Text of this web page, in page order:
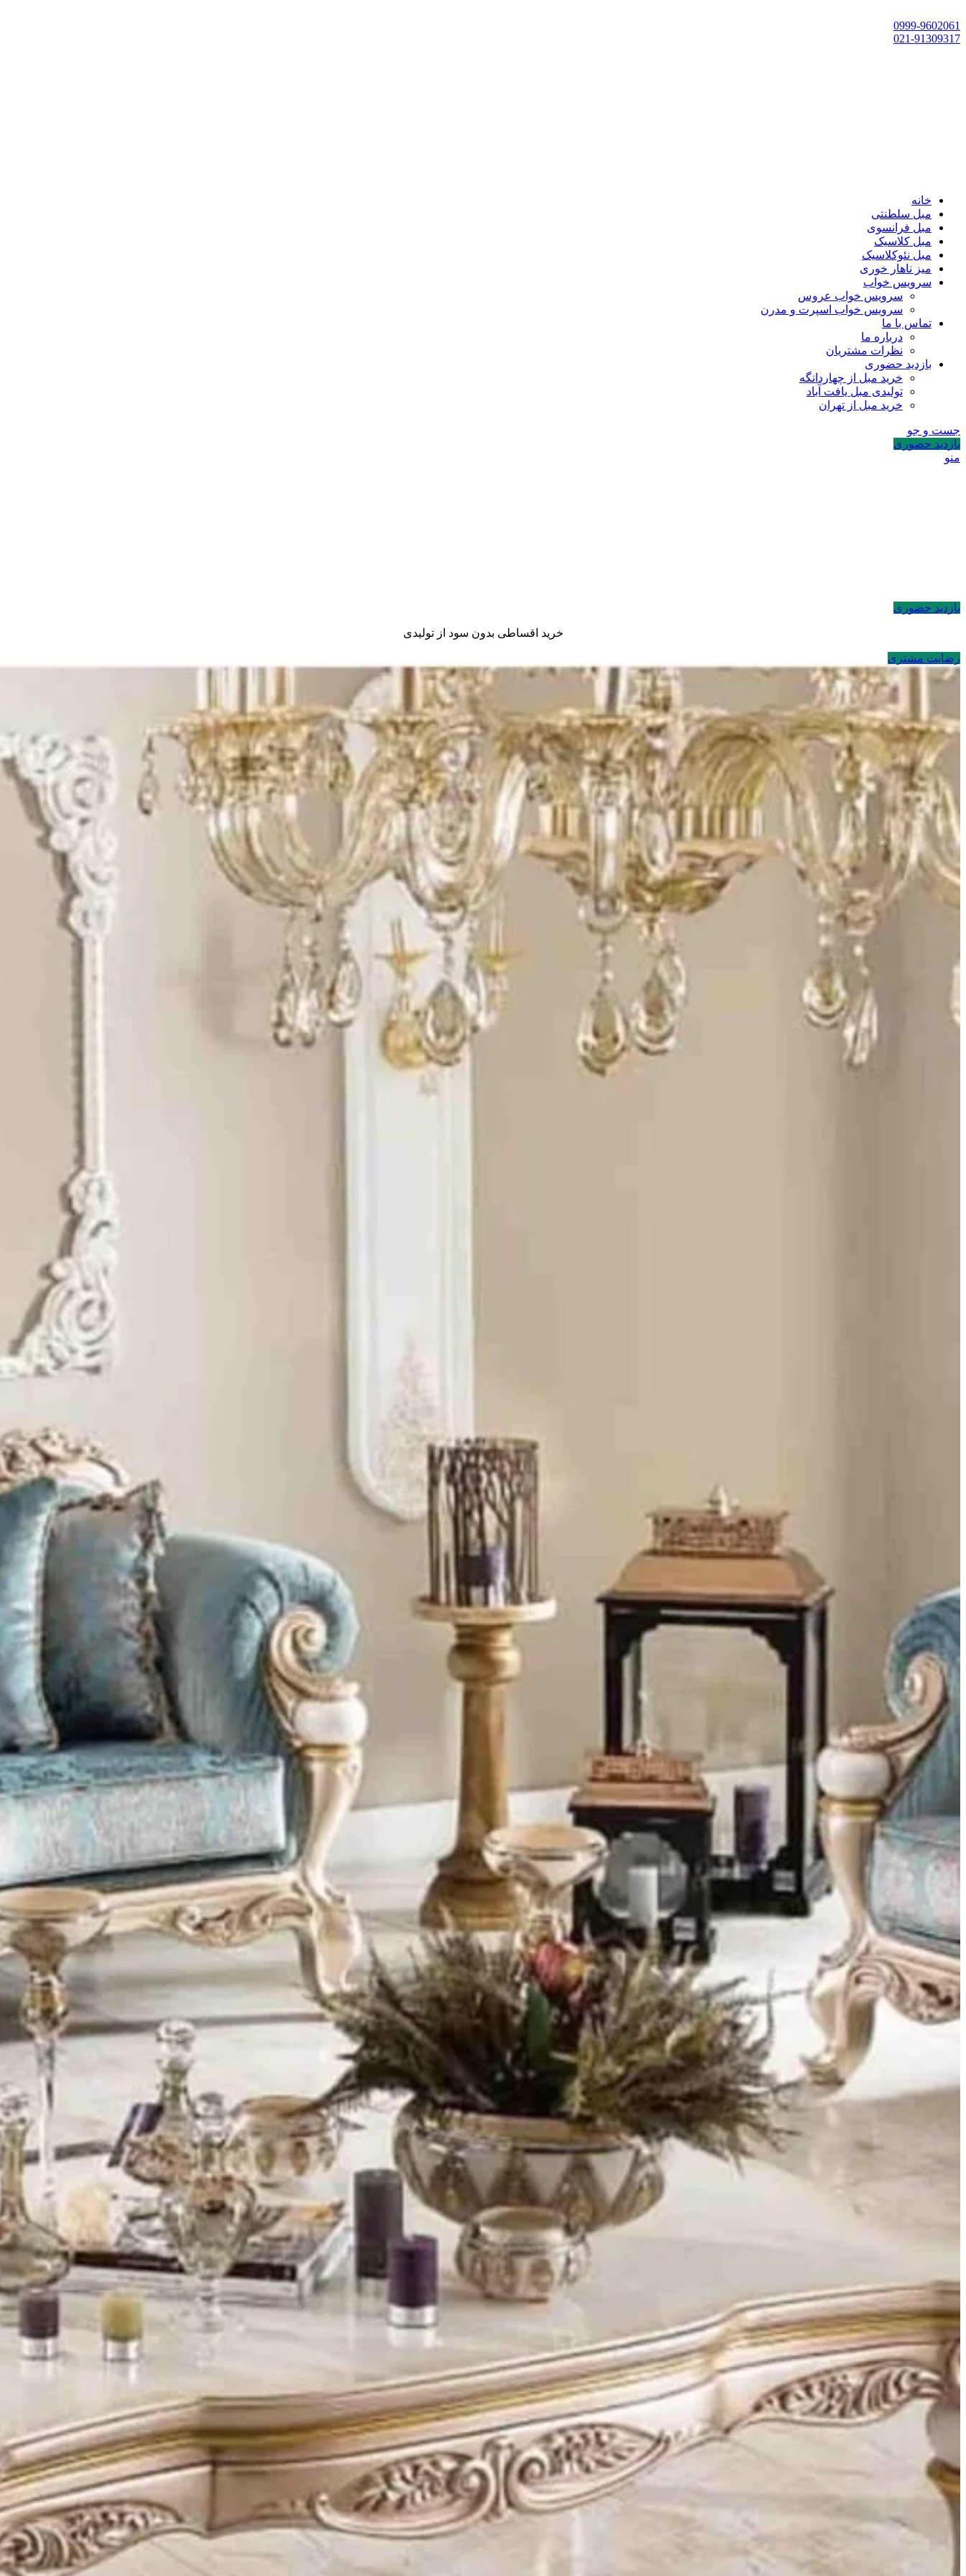
0999-9602061
021-91309317
خانه
مبل سلطنتی
مبل فرانسوی
مبل کلاسیک
مبل نئوکلاسیک
میز ناهار خوری
سرویس خواب
سرویس خواب عروس
سرویس خواب اسپرت و مدرن
تماس با ما
درباره ما
نظرات مشتریان
بازدید حضوری
خرید مبل از چهاردانگه
تولیدی مبل یافت آباد
خرید مبل از تهران
جست و جو
بازدید حضوری
منو
بازدید حضوری
خرید اقساطی بدون سود از تولیدی
رضایت مشتری